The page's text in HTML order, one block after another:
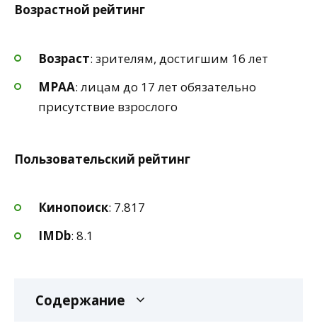
Возрастной рейтинг
Возраст: зрителям, достигшим 16 лет
MPAA: лицам до 17 лет обязательно
присутствие взрослого
Пользовательский рейтинг
Кинопоиск: 7.817
IMDb: 8.1
Содержание